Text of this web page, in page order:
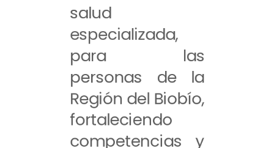
salud
especializada,
para las
personas de la
Región del Biobío,
fortaleciendo
competencias y